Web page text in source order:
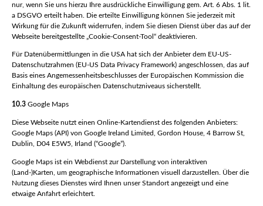
nur, wenn Sie uns hierzu Ihre ausdrückliche Einwilligung gem. Art. 6 Abs. 1 lit.
a DSGVO erteilt haben. Die erteilte Einwilligung können Sie jederzeit mit
Wirkung für die Zukunft widerrufen, indem Sie diesen Dienst über das auf der
Webseite bereitgestellte „Cookie-Consent-Tool“ deaktivieren.
Für Datenübermittlungen in die USA hat sich der Anbieter dem EU-US-
Datenschutzrahmen (EU-US Data Privacy Framework) angeschlossen, das auf
Basis eines Angemessenheitsbeschlusses der Europäischen Kommission die
Einhaltung des europäischen Datenschutzniveaus sicherstellt.
10.3 Google Maps
Diese Webseite nutzt einen Online-Kartendienst des folgenden Anbieters:
Google Maps (API) von Google Ireland Limited, Gordon House, 4 Barrow St,
Dublin, D04 E5W5, Irland (“Google”).
Google Maps ist ein Webdienst zur Darstellung von interaktiven
(Land-)Karten, um geographische Informationen visuell darzustellen. Über die
Nutzung dieses Dienstes wird Ihnen unser Standort angezeigt und eine
etwaige Anfahrt erleichtert.